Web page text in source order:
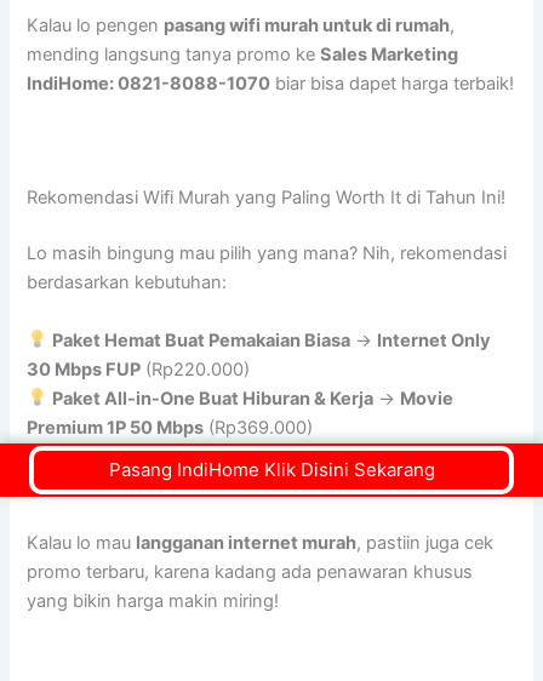
Kalau lo pengen pasang wifi murah untuk di rumah,
mending langsung tanya promo keSales Marketing
IndiHome: 0821-8088-1070 biar bisa dapet harga terbaik!
Rekomendasi Wifi Murah yang Paling Worth It di Tahun Ini!
Lo masih bingung mau pilih yang mana? Nih, rekomendasi
berdasarkan kebutuhan:
Paket Hemat Buat Pemakaian Biasa → Internet Only
30 Mbps FUP (Rp220.000)
Paket All-in-One Buat Hiburan & Kerja → Movie
Premium 1P 50 Mbps (Rp369.000)
Paket Khusus Gamer & Streaming Berat→Paket
Gamer 3P 100 Mbps(Rp965.000)
Kalau lo mau langganan internet murah, pastiin juga cek
promo terbaru, karena kadang ada penawaran khusus
yang bikin harga makin miring!
Pasang IndiHome Klik Disini Sekarang